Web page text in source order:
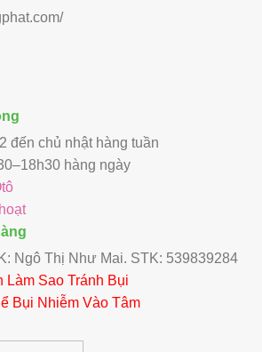
đến chủ nhật hàng tuần
hàng ngày
Ngô Thị Như Mai. STK: 539839284
Làm Sao Tránh Bụi
Bụi Nhiễm Vào Tâm